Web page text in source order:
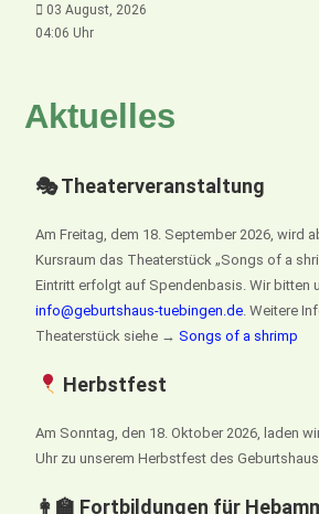
03 August, 2026
04:06 Uhr
Aktuelles
🎭 Theaterveranstaltung
Am Freitag, dem 18. September 2026, wird
Kursraum das Theaterstück „Songs of a
Eintritt erfolgt auf Spendenbasis. Wir bitten
info@geburtshaus-tuebingen.de. Weitere
Theaterstück siehe →Songs of a shrimp
Herbstfest
Am Sonntag, den 18. Oktober 2026, laden
Uhr zu unserem Herbstfest des
👩‍🏫 Fortbildungen für